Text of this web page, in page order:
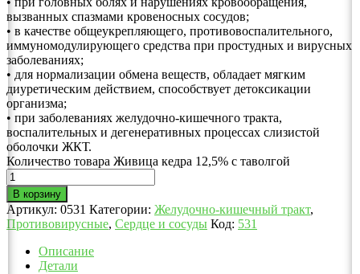
вызванных спазмами кровеносных сосудов;
• в качестве общеукрепляющего, противовоспалительного,
иммуномодулирующего средства при простудных и вирусных
заболеваниях;
• для нормализации обмена веществ, обладает мягким
диуретическим действием, способствует детоксикации
организма;
• при заболеваниях желудочно-кишечного тракта,
воспалительных и дегенеративных процессах слизистой
оболочки ЖКТ.
Количество товара Живица кедра 12,5% с таволгой
В корзину
Артикул: 0531 Категории: Желудочно-кишечный тракт,
Противовирусные, Сердце и сосуды Код: 531
Описание
Детали